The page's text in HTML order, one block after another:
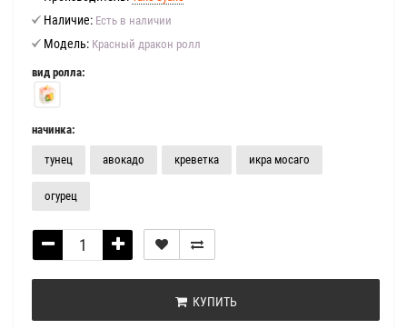
Наличие: Есть в наличии
Модель: Красный дракон ролл
вид ролла:
начинка:
тунец авокадо креветка икра мосаго
огурец
КУПИТЬ